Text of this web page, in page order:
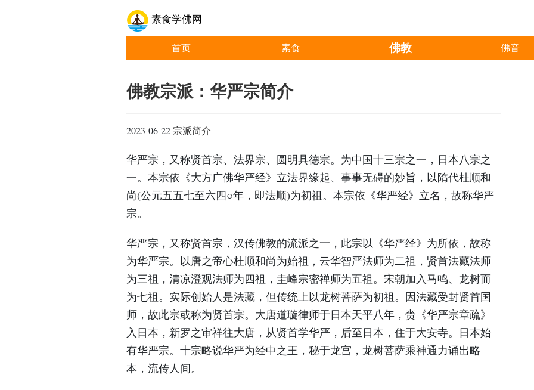
素食学佛网
首页 素食 佛教 佛音
佛教宗派：华严宗简介
2023-06-22 宗派简介
华严宗，又称贤首宗、法界宗、圆明具德宗。为中国十三宗之一，日本八宗之
一。本宗依《大方广佛华严经》立法界缘起、事事无碍的妙旨，以隋代杜顺和
尚(公元五五七至六四○年，即法顺)为初祖。本宗依《华严经》立名，故称华严
宗。
华严宗，又称贤首宗，汉传佛教的流派之一，此宗以《华严经》为所依，故称
为华严宗。以唐之帝心杜顺和尚为始祖，云华智严法师为二祖，贤首法藏法师
为三祖，清凉澄观法师为四祖，圭峰宗密禅师为五祖。宋朝加入马鸣、龙树而
为七祖。实际创始人是法藏，但传统上以龙树菩萨为初祖。因法藏受封贤首国
师，故此宗或称为贤首宗。大唐道璇律师于日本天平八年，赍《华严宗章疏》
入日本，新罗之审祥往大唐，从贤首学华严，后至日本，住于大安寺。日本始
有华严宗。十宗略说华严为经中之王，秘于龙宫，龙树菩萨乘神通力诵出略
本，流传人间。